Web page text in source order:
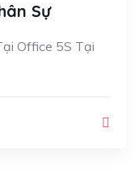
Sự
Office 5S Tại